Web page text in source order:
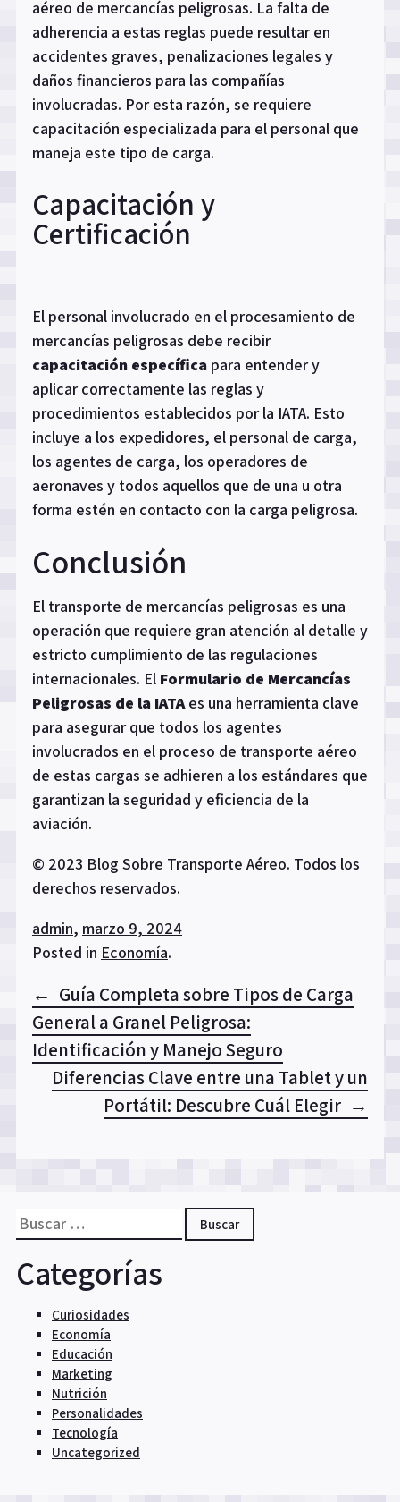
aéreo de mercancías peligrosas. La falta de
adherencia a estas reglas puede resultar en
accidentes graves, penalizaciones legales y
daños financieros para las compañías
involucradas. Por esta razón, se requiere
capacitación especializada para el personal que
maneja este tipo de carga.
Capacitación y
Certificación
El personal involucrado en el procesamiento de
mercancías peligrosas debe recibir
capacitación específica para entender y
aplicar correctamente las reglas y
procedimientos establecidos por la IATA. Esto
incluye a los expedidores, el personal de carga,
los agentes de carga, los operadores de
aeronaves y todos aquellos que de una u otra
forma estén en contacto con la carga peligrosa.
Conclusión
El transporte de mercancías peligrosas es una
operación que requiere gran atención al detalle y
estricto cumplimiento de las regulaciones
internacionales. El Formulario de Mercancías
Peligrosas de la IATAes una herramienta clave
para asegurar que todos los agentes
involucrados en el proceso de transporte aéreo
de estas cargas se adhieren a los estándares que
garantizan la seguridad y eficiencia de la
aviación.
© 2023 Blog Sobre Transporte Aéreo. Todos los
derechos reservados.
admin, marzo 9, 2024
Posted in Economía.
Navegación
de
entradas
Guía Completa sobre Tipos de Carga
General a Granel Peligrosa:
Identificación y Manejo Seguro
Diferencias Clave entre una Tablet y un
Portátil: Descubre Cuál Elegir
Buscar:
Categorías
Curiosidades
Economía
Educación
Marketing
Nutrición
Personalidades
Tecnología
Uncategorized